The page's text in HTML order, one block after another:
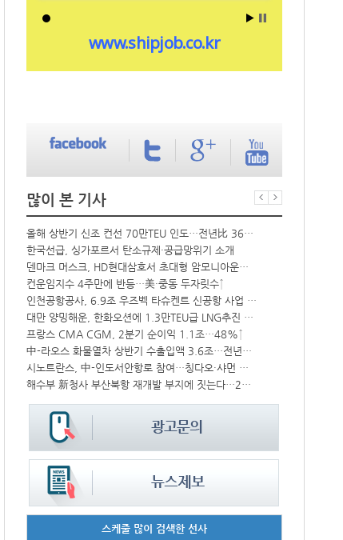
많이 본 기사
올해 상반기 신조 컨선 70만TEU 인도…전년比 36% 감소
한국선급, 싱가포르서 탄소규제·공급망위기 소개
덴마크 머스크, HD현대삼호서 초대형 암모니아운반선 인도받아
컨운임지수 4주만에 반등…美·중동 두자릿수↑
인천공항공사, 6.9조 우즈벡 타슈켄트 신공항 사업 참여
대만 양밍해운, 한화오션에 1.3만TEU급 LNG추진 컨선 6척 발주
프랑스 CMA CGM, 2분기 순이익 1.1조…48%↑
中-라오스 화물열차 상반기 수출입액 3.6조…전년比 34%↑
시노트란스, 中-인도서안항로 참여…칭다오·샤먼 직항
해수부 新청사 부산북항 재개발 부지에 짓는다…2030년 완공
스케줄 많이 검색한 선사